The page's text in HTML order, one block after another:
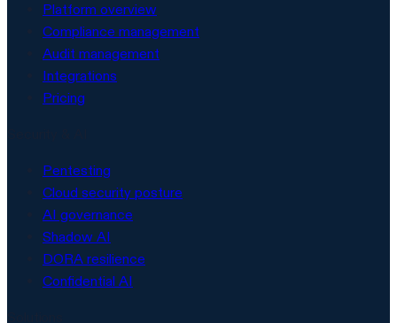
Platform overview
Compliance management
Audit management
Integrations
Pricing
Pentesting
Cloud security posture
AI governance
Shadow AI
DORA resilience
Confidential AI